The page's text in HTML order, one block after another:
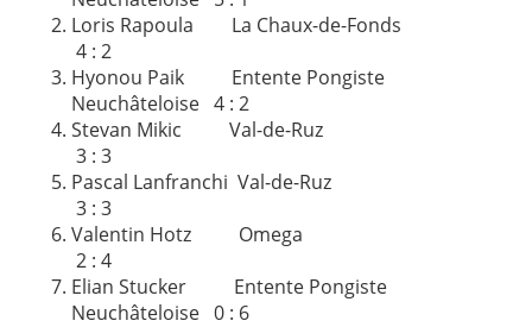
Loris Rapoula La Chaux-de-Fonds
4 : 2
Hyonou Paik Entente Pongiste
Neuchâteloise 4 : 2
Stevan Mikic Val-de-Ruz
3 : 3
Pascal Lanfranchi Val-de-Ruz
3 : 3
Valentin Hotz Omega
2 : 4
Elian Stucker Entente Pongiste
Neuchâteloise 0 : 6